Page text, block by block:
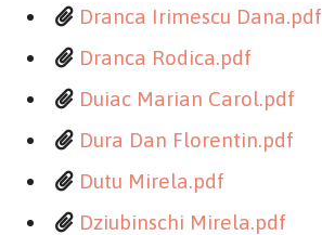
Dranca Irimescu Dana.pdf
Dranca Rodica.pdf
Duiac Marian Carol.pdf
Dura Dan Florentin.pdf
Dutu Mirela.pdf
Dziubinschi Mirela.pdf